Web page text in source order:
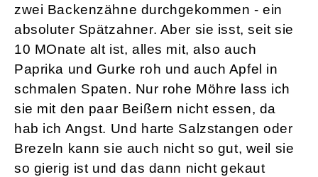
zwei Backenzähne durchgekommen - ein
absoluter Spätzahner. Aber sie isst, seit sie
10 MOnate alt ist, alles mit, also auch
Paprika und Gurke roh und auch Apfel in
schmalen Spaten. Nur rohe Möhre lass ich
sie mit den paar Beißern nicht essen, da
hab ich Angst. Und harte Salzstangen oder
Brezeln kann sie auch nicht so gut, weil sie
so gierig ist und das dann nicht gekaut